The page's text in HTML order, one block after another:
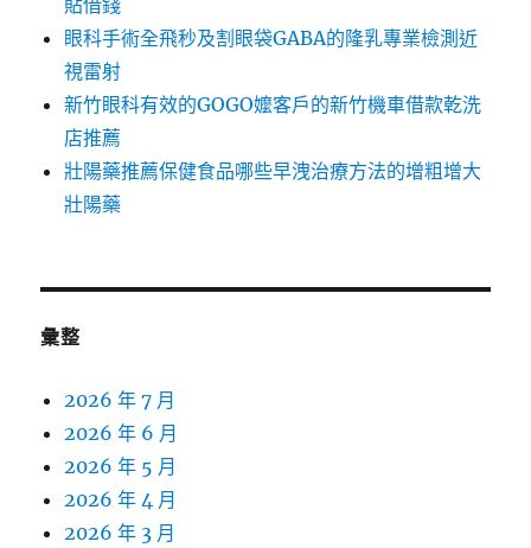
貼借錢
眼科手術全飛秒及割眼袋GABA的隆乳專業檢測近
視雷射
新竹眼科有效的GOGO嬤客戶的新竹機車借款乾洗
店推薦
壯陽藥推薦保健食品哪些早洩治療方法的增粗增大
壯陽藥
彙整
2026 年 7 月
2026 年 6 月
2026 年 5 月
2026 年 4 月
2026 年 3 月